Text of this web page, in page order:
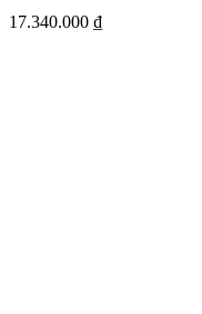
17.340.000 ₫